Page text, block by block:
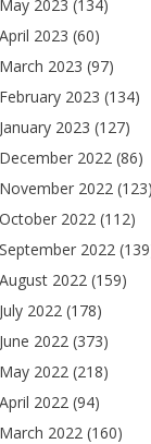
May 2023 (134)
April 2023 (60)
March 2023 (97)
February 2023 (134)
January 2023 (127)
December 2022(86)
November 2022(123)
October 2022(112)
September 2022
August 2022(159)
July 2022(178)
June 2022(373)
May 2022(218)
April 2022(94)
March 2022(160)